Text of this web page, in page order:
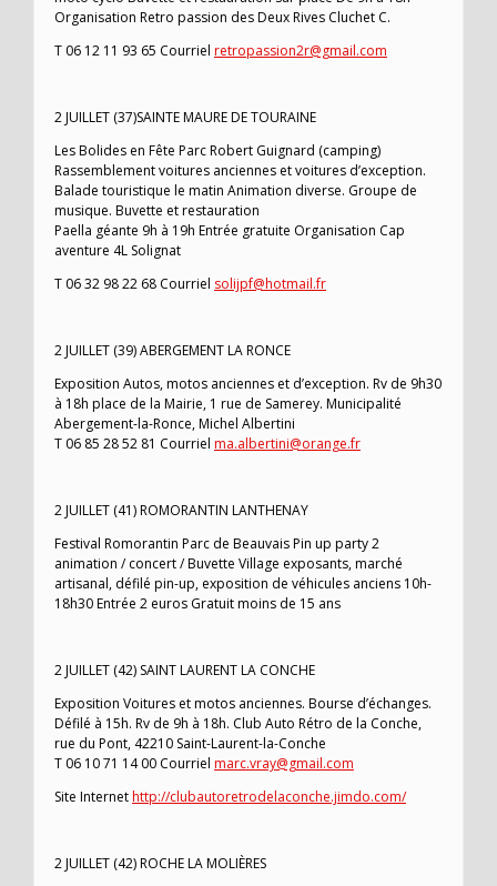
Organisation Retro passion des Deux Rives Cluchet C.
T 06 12 11 93 65 Courriel retropassion2r@gmail.com
2 JUILLET (37)SAINTE MAURE DE TOURAINE
Les Bolides en Fête Parc Robert Guignard (camping)
Rassemblement voitures anciennes et voitures d’exception.
Balade touristique le matin Animation diverse. Groupe de
musique. Buvette et restauration
Paella géante 9h à 19h Entrée gratuite Organisation Cap
aventure 4L Solignat
T 06 32 98 22 68 Courriel solijpf@hotmail.fr
2 JUILLET (39) ABERGEMENT LA RONCE
Exposition Autos, motos anciennes et d’exception. Rv de 9h30
à 18h place de la Mairie, 1 rue de Samerey. Municipalité
Abergement-la-Ronce, Michel Albertini
T 06 85 28 52 81 Courriel ma.albertini@orange.fr
2 JUILLET (41) ROMORANTIN LANTHENAY
Festival Romorantin Parc de Beauvais Pin up party 2
animation / concert / Buvette Village exposants, marché
artisanal, défilé pin-up, exposition de véhicules anciens 10h-
18h30 Entrée 2 euros Gratuit moins de 15 ans
2 JUILLET (42) SAINT LAURENT LA CONCHE
Exposition Voitures et motos anciennes. Bourse d’échanges.
Défilé à 15h. Rv de 9h à 18h. Club Auto Rétro de la Conche,
rue du Pont, 42210 Saint-Laurent-la-Conche
T 06 10 71 14 00 Courriel marc.vray@gmail.com
Site Internethttp://clubautoretrodelaconche.jimdo.com/
2 JUILLET (42) ROCHE LA MOLIÈRES